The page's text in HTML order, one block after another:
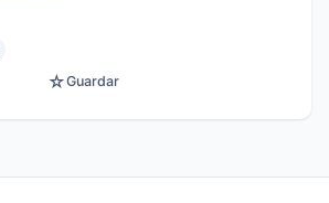
☆Guardar